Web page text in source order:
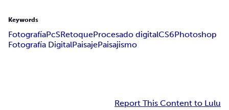
Keywords
FotografíaPcSRetoqueProcesado digitalCS6Photoshop
Fotografía DigitalPaisajePaisajismo
Report This Content to Lulu